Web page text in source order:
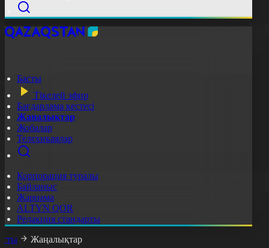
Басты
Тікелей эфир
Бағдарлама кестесі
Жаңалықтар
Жобалар
Телехикаялар
Корпорация туралы
Байланыс
Жарнама
ALTYN QOR
Редакция стандарты
Жаңалықтар